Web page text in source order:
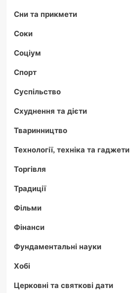
Сни та прикмети
Соки
Соціум
Спорт
Суспільство
Схуднення та дієти
Тваринництво
Технології, техніка та гаджети
Торгівля
Традиції
Фільми
Фінанси
Фундаментальні науки
Хобі
Церковні та святкові дати